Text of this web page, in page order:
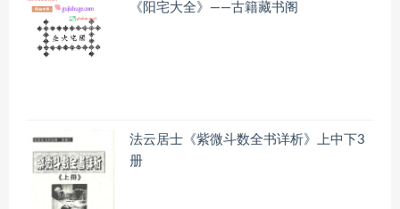
《阳宅大全》——古籍藏书阁
法云居士《紫微斗数全书详析》上中下3
册